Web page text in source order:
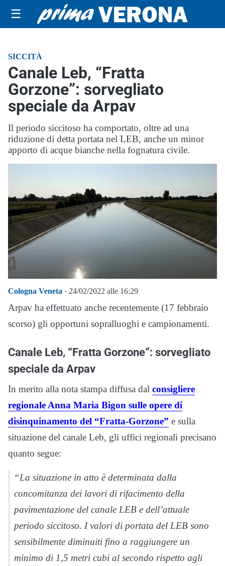
☰
SICCITÀ
Canale Leb, “Fratta
Gorzone”: sorvegliato
speciale da Arpav
Il periodo siccitoso ha comportato, oltre ad una
riduzione di detta portata nel LEB, anche un minor
apporto di acque bianche nella fognatura civile.
Cologna Veneta · 24/02/2022 alle 16:29
Arpav ha effettuato anche recentemente (17 febbraio
scorso) gli opportuni sopralluoghi e campionamenti.
Canale Leb, “Fratta Gorzone”: sorvegliato
speciale da Arpav
In merito alla nota stampa diffusa dal consigliere
regionale Anna Maria Bigon sulle opere di
disinquinamento del “Fratta-Gorzone” e sulla
situazione del canale Leb, gli uffici regionali precisano
quanto segue:
“La situazione in atto è determinata dalla
concomitanza dei lavori di rifacimento della
pavimentazione del canale LEB e dell’attuale
periodo siccitoso. I valori di portata del LEB sono
sensibilmente diminuiti fino a raggiungere un
minimo di 1,5 metri cubi al secondo rispetto agli